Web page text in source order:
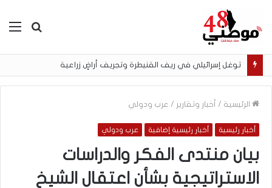
بحث
توغل إسرائيلي في ريف القنيطرة وتجريف أراضٍ زراعية
الرئيسية / أخبار وتقارير / عرب ودولي
أخبار رئيسية أخبار رئيسية إضافية عرب ودولي
بيان منتدى الفكر والدراسات
الاستراتيجية بشأن اعتقال الشيخ